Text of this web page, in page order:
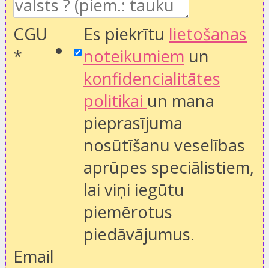
CGU
*
Es piekrītu lietošanas
noteikumiem un
konfidencialitātes
politikai un mana
pieprasījuma
nosūtīšanu veselības
aprūpes speciālistiem,
lai viņi iegūtu
piemērotus
piedāvājumus.
Email